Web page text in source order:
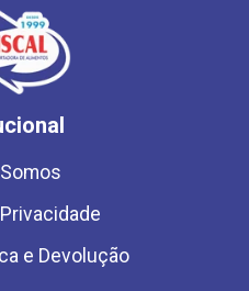
e Devolução